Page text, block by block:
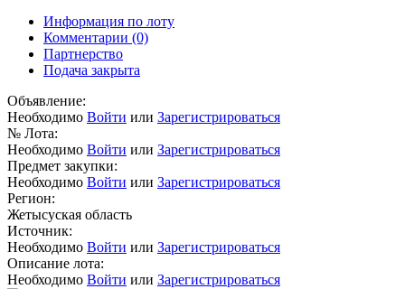
Информация по лоту
Комментарии (0)
Партнерство
Подача закрыта
Объявление:
Необходимо Войти или Зарегистрироваться
№ Лота:
Необходимо Войти или Зарегистрироваться
Предмет закупки:
Необходимо Войти или Зарегистрироваться
Регион:
Жетысуская область
Источник:
Необходимо Войти или Зарегистрироваться
Описание лота:
Необходимо Войти или Зарегистрироваться